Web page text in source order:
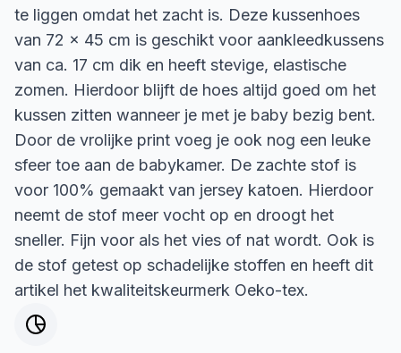
te liggen omdat het zacht is. Deze kussenhoes
van 72 x 45 cm is geschikt voor aankleedkussens
van ca. 17 cm dik en heeft stevige, elastische
zomen. Hierdoor blijft de hoes altijd goed om het
kussen zitten wanneer je met je baby bezig bent.
Door de vrolijke print voeg je ook nog een leuke
sfeer toe aan de babykamer. De zachte stof is
voor 100% gemaakt van jersey katoen. Hierdoor
neemt de stof meer vocht op en droogt het
sneller. Fijn voor als het vies of nat wordt. Ook is
de stof getest op schadelijke stoffen en heeft dit
artikel het kwaliteitskeurmerk Oeko-tex.